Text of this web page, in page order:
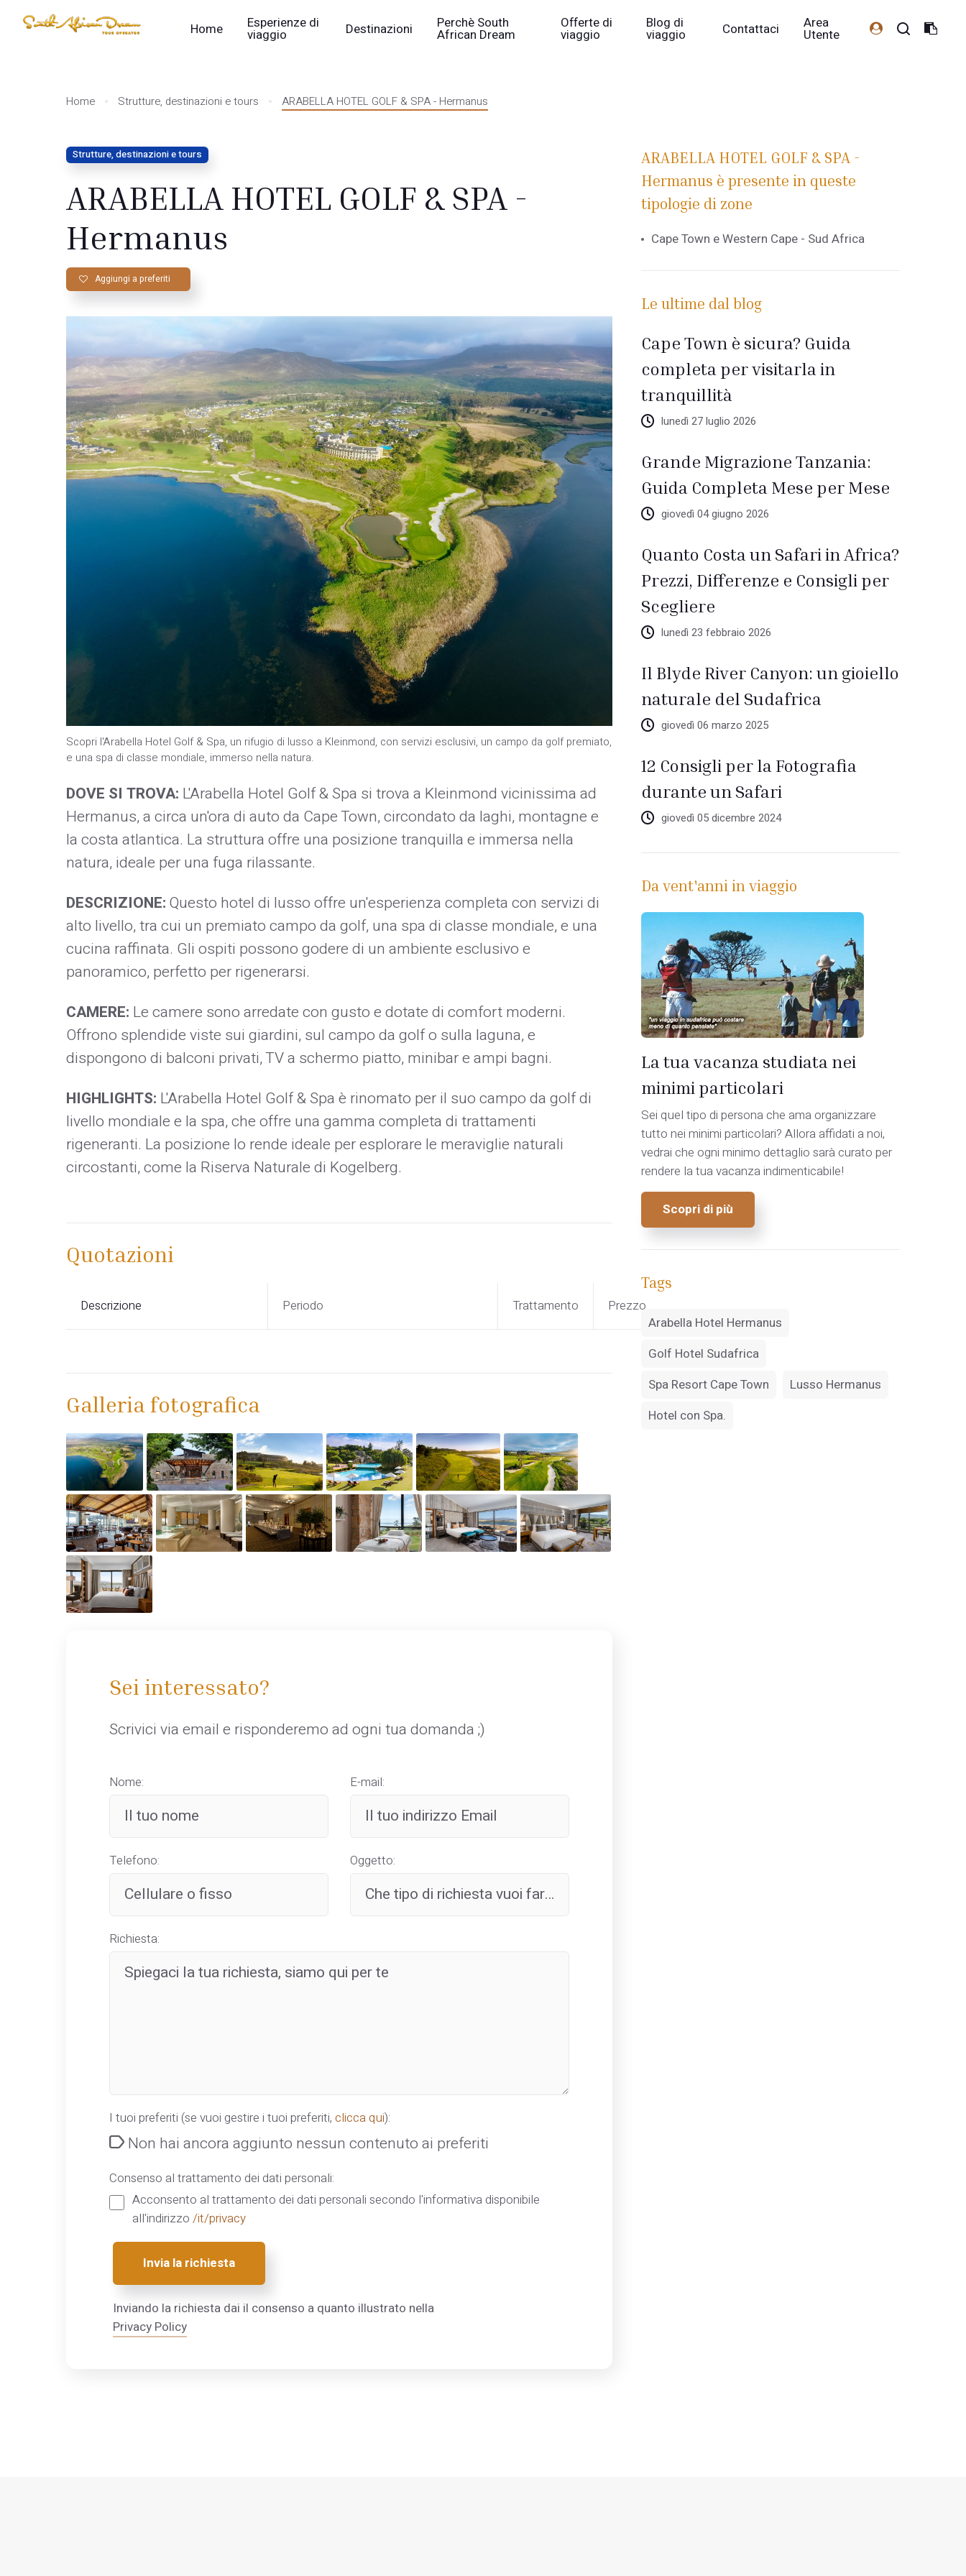
Home Esperienze di
viaggio Destinazioni Perchè South
African Dream
Offerte di
viaggio
Blog di
viaggio Contattaci Area
Utente
Home Strutture, destinazioni e tours ARABELLA HOTEL GOLF & SPA - Hermanus
Strutture, destinazioni e tours
ARABELLA HOTEL GOLF & SPA -
Hermanus
Aggiungi a preferiti
Scopri l'Arabella Hotel Golf & Spa, un rifugio di lusso a Kleinmond, con servizi esclusivi, un campo da golf premiato,
e una spa di classe mondiale, immerso nella natura.
DOVE SI TROVA: L'Arabella Hotel Golf & Spa si trova a Kleinmond vicinissima ad
Hermanus, a circa un'ora di auto da Cape Town, circondato da laghi, montagne e
la costa atlantica. La struttura offre una posizione tranquilla e immersa nella
natura, ideale per una fuga rilassante.
DESCRIZIONE:Questo hotel di lusso offre un'esperienza completa con servizi di
alto livello, tra cui un premiato campo da golf, una spa di classe mondiale, e una
cucina raffinata. Gli ospiti possono godere di un ambiente esclusivo e
panoramico, perfetto per rigenerarsi.
CAMERE: Le camere sono arredate con gusto e dotate di comfort moderni.
Offrono splendide viste sui giardini, sul campo da golf o sulla laguna, e
dispongono di balconi privati, TV a schermo piatto, minibar e ampi bagni.
HIGHLIGHTS: L'Arabella Hotel Golf & Spa è rinomato per il suo campo da golf di
livello mondiale e la spa, che offre una gamma completa di trattamenti
rigeneranti. La posizione lo rende ideale per esplorare le meraviglie naturali
circostanti, come la Riserva Naturale di Kogelberg.
Quotazioni
Descrizione Periodo Trattamento Prezzo
Galleria fotografica
Sei interessato?
Scrivici via email e risponderemo ad ogni tua domanda ;)
Nome: E-mail:
Telefono: Oggetto:
Richiesta:
I tuoi preferiti (se vuoi gestire i tuoi preferiti, clicca qui):
Non hai ancora aggiunto nessun contenuto ai preferiti
Consenso al trattamento dei dati personali:
Acconsento al trattamento dei dati personali secondo l'informativa disponibile
all'indirizzo /it/privacy
Invia la richiesta
Inviando la richiesta dai il consenso a quanto illustrato nella
Privacy Policy
ARABELLA HOTEL GOLF & SPA -
Hermanus è presente in queste
tipologie di zone
Cape Town e Western Cape - Sud Africa
Le ultime dal blog
Cape Town è sicura? Guida
completa per visitarla in
tranquillità
lunedì 27 luglio 2026
Grande Migrazione Tanzania:
Guida Completa Mese per Mese
giovedì 04 giugno 2026
Quanto Costa un Safari in Africa?
Prezzi, Differenze e Consigli per
Scegliere
lunedì 23 febbraio 2026
Il Blyde River Canyon: un gioiello
naturale del Sudafrica
giovedì 06 marzo 2025
12 Consigli per la Fotografia
durante un Safari
giovedì 05 dicembre 2024
Da vent'anni in viaggio
La tua vacanza studiata nei
minimi particolari
Sei quel tipo di persona che ama organizzare
tutto nei minimi particolari? Allora affidati a noi,
vedrai che ogni minimo dettaglio sarà curato per
rendere la tua vacanza indimenticabile!
Scopri di più
Tags
Arabella Hotel Hermanus
Golf Hotel Sudafrica
Spa Resort Cape Town
Lusso Hermanus
Hotel con Spa.